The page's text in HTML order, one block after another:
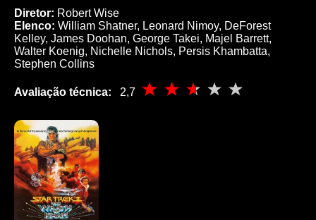
Diretor: Robert Wise
Elenco: William Shatner, Leonard Nimoy, DeForest
Kelley, James Doohan, George Takei, Majel Barrett,
Walter Koenig, Nichelle Nichols, Persis Khambatta,
Stephen Collins
Avaliação técnica: 2,7